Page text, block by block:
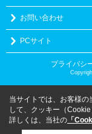
お問い合わせ
PCサイト
プライバシ
当サイトでは、お客様の
して、クッキー（Cookie
詳しくは、当社の 「